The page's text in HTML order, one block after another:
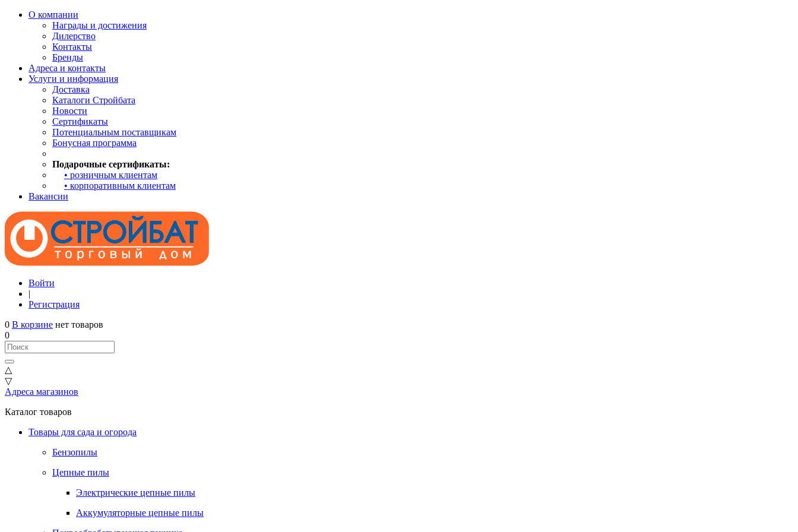
О компании
Награды и достижения
Дилерство
Контакты
Бренды
Адреса и контакты
Услуги и информация
Доставка
Каталоги Стройбата
Новости
Сертификаты
Потенциальным поставщикам
Бонусная программа
Подарочные сертификаты:
• розничным клиентам
• корпоративным клиентам
Вакансии
Войти
|
Регистрация
0 В корзине нет товаров
0
△
▽
Адреса магазинов
Каталог товаров
Товары для сада и огорода
Бензопилы
Цепные пилы
Электрические цепные пилы
Аккумуляторные цепные пилы